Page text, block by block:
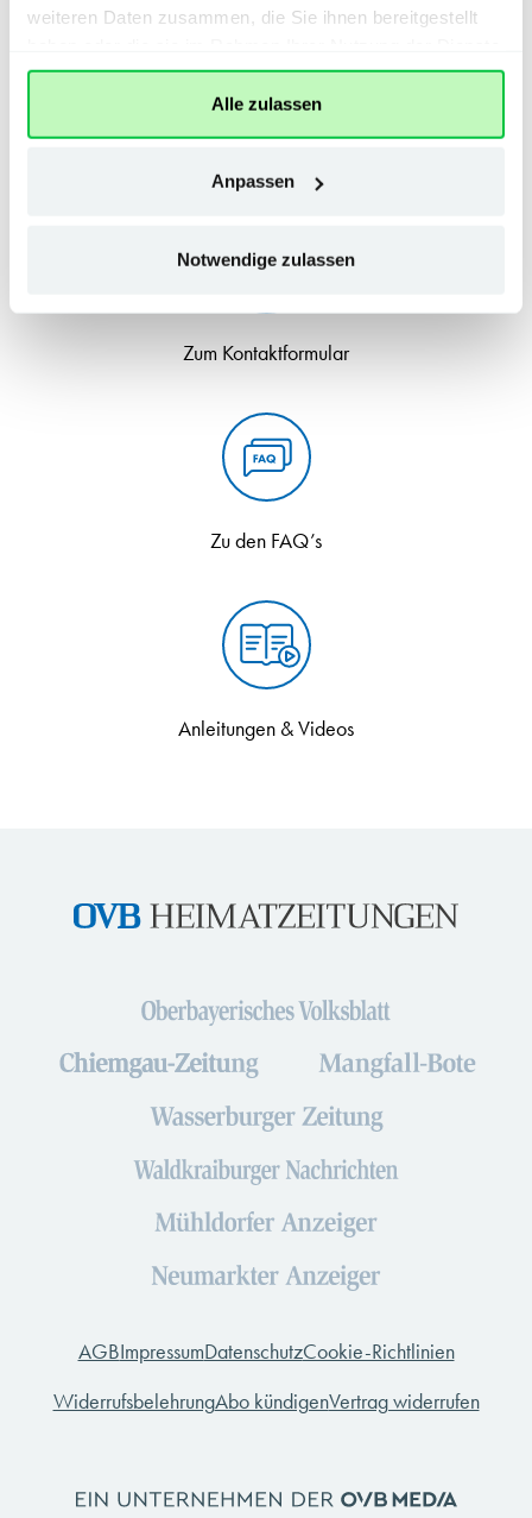
weiteren Daten zusammen, die Sie ihnen bereitgestellt
gesammelt haben.
Alle zulassen
Anpassen
Notwendige zulassen
Zum Kontaktformular
Zu den FAQ’s
Anleitungen & Videos
AGBImpressumDatenschutzCookie-Richtlinien
WiderrufsbelehrungAbo kündigenVertrag widerrufen